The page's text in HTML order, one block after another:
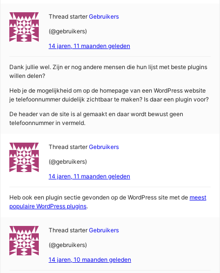
Thread starter Gebruikers
(@gebruikers)
14 jaren, 11 maanden geleden
Dank jullie wel. Zijn er nog andere mensen die hun lijst met beste plugins
willen delen?
Heb je de mogelijkheid om op de homepage van een WordPress website
je telefoonnummer duidelijk zichtbaar te maken? Is daar een plugin voor?
De header van de site is al gemaakt en daar wordt bewust geen
telefoonnummer in vermeld.
Thread starter Gebruikers
(@gebruikers)
14 jaren, 11 maanden geleden
Heb ook een plugin sectie gevonden op de WordPress site met de meest
populaire WordPress plugins.
Thread starter Gebruikers
(@gebruikers)
14 jaren, 10 maanden geleden